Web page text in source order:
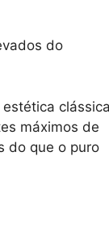
do
máximos de
do que o puro